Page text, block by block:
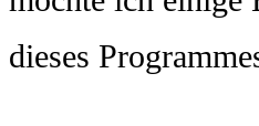
dieses